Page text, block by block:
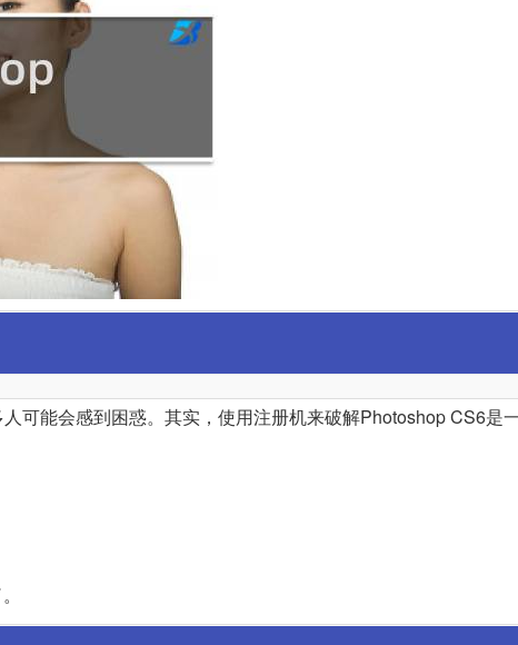
可能会感到困惑。其实，使用注册机来破解Photoshop CS6是